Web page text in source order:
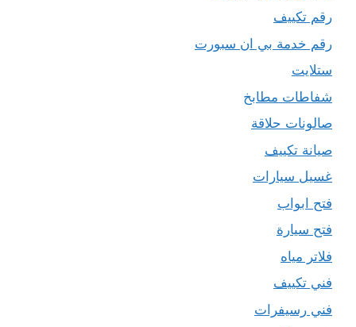
رقم تكييف
رقم خدمة بي ان سبورت
ستلايت
شفاطات مطابخ
صالونات حلاقة
صيانة تكييف
غسيل سيارات
فتح ابواب
فتح سيارة
فلاتر مياه
فني تكييف
فني رسيفرات